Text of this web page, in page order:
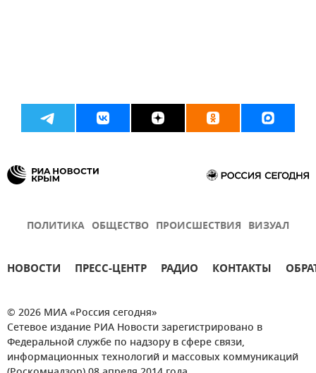
ПОЛИТИКА ОБЩЕСТВО ПРОИСШЕСТВИЯ ВИЗУАЛ
НОВОСТИ ПРЕСС-ЦЕНТР РАДИО КОНТАКТЫ
© 2026 МИА «Россия сегодня»
Сетевое издание РИА Новости зарегистрировано в
Федеральной службе по надзору в сфере связи,
информационных технологий и массовых коммуникаций